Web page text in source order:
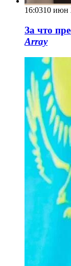
16:0310 июн
За что
Array